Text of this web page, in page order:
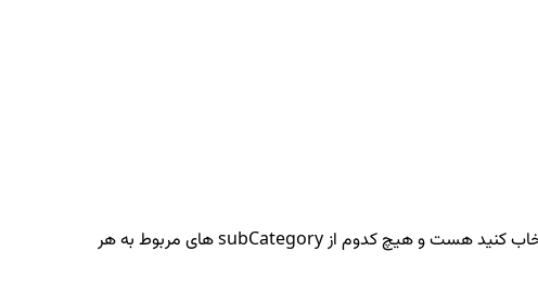
وقتی هم continueرو میزنم و میره به آدرس صفحه add، موقع وارد کردن اطلاعات پست جدید برای انتخاب زیردسته بندی فقط گزینه انتخاب کنید هست و هیچ کدوم از subCategory های مربوط به هر